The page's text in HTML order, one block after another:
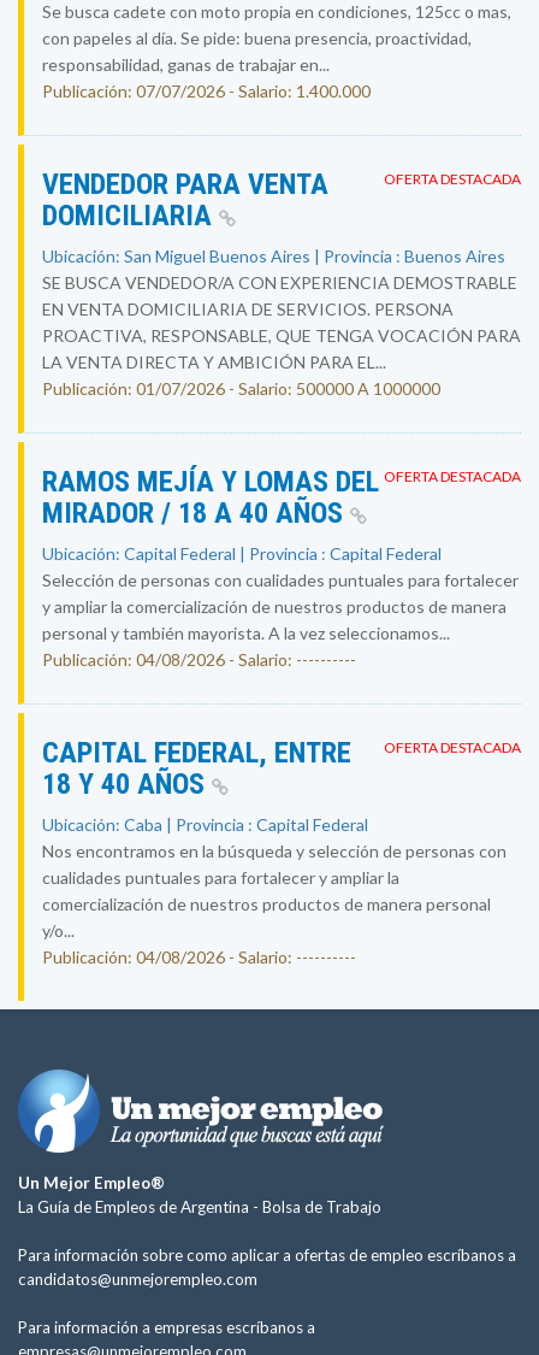
Se busca cadete con moto propia en condiciones, 125cc o mas,
con papeles al día. Se pide: buena presencia, proactividad,
responsabilidad, ganas de trabajar en...
Publicación: 07/07/2026 - Salario: 1.400.000
OFERTA DESTACADA
VENDEDOR PARA VENTA
DOMICILIARIA
Ubicación: San Miguel Buenos Aires | Provincia : Buenos Aires
SE BUSCA VENDEDOR/A CON EXPERIENCIA DEMOSTRABLE
EN VENTA DOMICILIARIA DE SERVICIOS. PERSONA
PROACTIVA, RESPONSABLE, QUE TENGA VOCACIÓN PARA
LA VENTA DIRECTA Y AMBICIÓN PARA EL...
Publicación: 01/07/2026 - Salario: 500000 A 1000000
OFERTA DESTACADA
RAMOS MEJÍA Y LOMAS DEL
MIRADOR / 18 A 40 AÑOS
Ubicación: Capital Federal | Provincia : Capital Federal
Selección de personas con cualidades puntuales para fortalecer
y ampliar la comercialización de nuestros productos de manera
personal y también mayorista. A la vez seleccionamos...
Publicación: 04/08/2026 - Salario: ----------
OFERTA DESTACADA
CAPITAL FEDERAL, ENTRE
18 Y 40 AÑOS
Ubicación: Caba | Provincia : Capital Federal
Nos encontramos en la búsqueda y selección de personas con
cualidades puntuales para fortalecer y ampliar la
comercialización de nuestros productos de manera personal
y/o...
Publicación: 04/08/2026 - Salario: ----------
Un Mejor Empleo®
La Guía de Empleos de Argentina - Bolsa de Trabajo
Para información sobre como aplicar a ofertas de empleo escríbanos a
candidatos@unmejorempleo.com
Para información a empresas escríbanos a